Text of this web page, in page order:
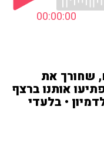
00:00:00
שחורך את
אותנו ברצף
• בלעדי